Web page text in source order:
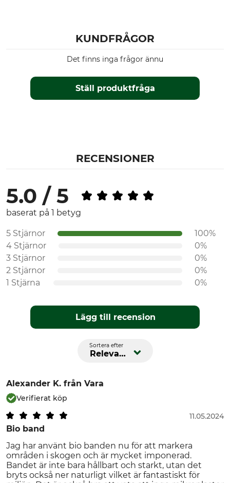
KUNDFRÅGOR
Ställ produktfråga
Det finns inga frågor ännu
RECENSIONER
5.0 / 5
baserat på 1 betyg
5 Stjärnor
100%
4 Stjärnor
0%
3 Stjärnor
0%
2 Stjärnor
0%
1 Stjärna
0%
Lägg till recension
Sortera efter
Relevans
Alexander K. från Vara
Verifierat köp
Bio band
11.05.2024
Jag har använt bio banden nu för att markera
områden i skogen och är mycket imponerad.
Bandet är inte bara hållbart och starkt, utan det
bryts också ner naturligt vilket är fantastiskt för